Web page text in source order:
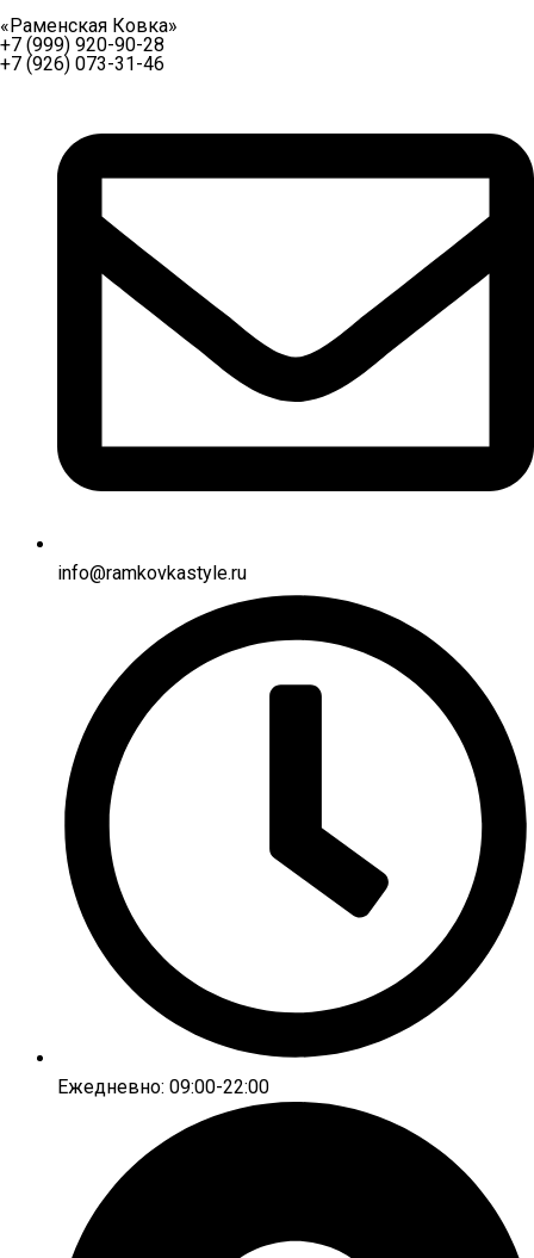
«Раменская Ковка»
+7 (999) 920-90-28
+7 (926) 073-31-46
info@ramkovkastyle.ru
Ежедневно: 09:00-22:00